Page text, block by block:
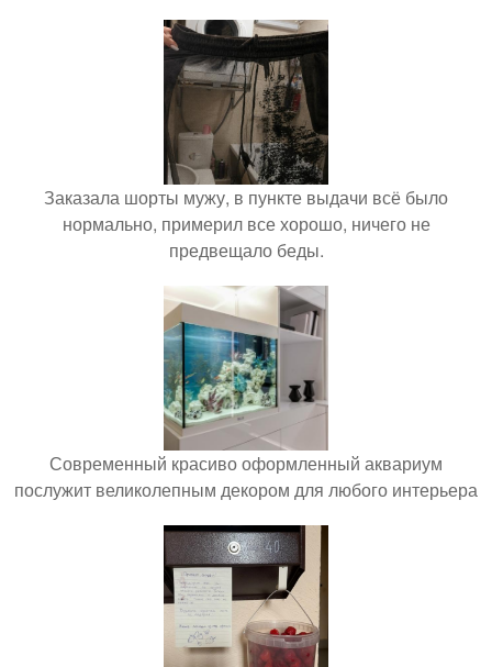
Заказала шорты мужу, в пункте выдачи всё было
нормально, примерил все хорошо, ничего не
предвещало беды.
Современный красиво оформленный аквариум
послужит великолепным декором для любого интерьера